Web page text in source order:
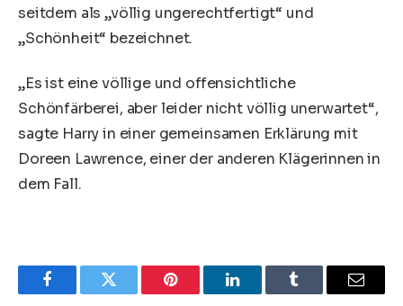
seitdem als „völlig ungerechtfertigt“ und
„Schönheit“ bezeichnet.
„Es ist eine völlige und offensichtliche
Schönfärberei, aber leider nicht völlig unerwartet“,
sagte Harry in einer gemeinsamen Erklärung mit
Doreen Lawrence, einer der anderen Klägerinnen in
dem Fall.
FacebookTwitter Pinterest LinkedInTumblr Email